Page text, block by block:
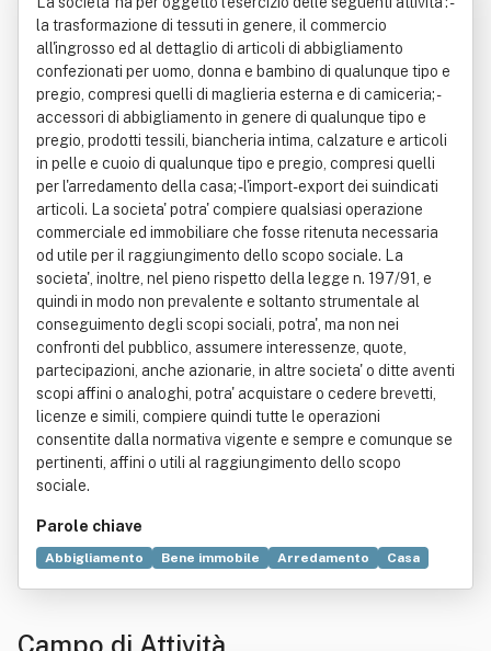
la trasformazione di tessuti in genere, il commercio
all'ingrosso ed al dettaglio di articoli di abbigliamento
confezionati per uomo, donna e bambino di qualunque tipo e
pregio, compresi quelli di maglieria esterna e di camiceria; -
accessori di abbigliamento in genere di qualunque tipo e
pregio, prodotti tessili, biancheria intima, calzature e articoli
in pelle e cuoio di qualunque tipo e pregio, compresi quelli
per l'arredamento della casa; - l'import-export dei suindicati
articoli. La societa' potra' compiere qualsiasi operazione
commerciale ed immobiliare che fosse ritenuta necessaria
od utile per il raggiungimento dello scopo sociale. La
societa', inoltre, nel pieno rispetto della legge n. 197/91, e
quindi in modo non prevalente e soltanto strumentale al
conseguimento degli scopi sociali, potra', ma non nei
confronti del pubblico, assumere interessenze, quote,
partecipazioni, anche azionarie, in altre societa' o ditte aventi
scopi affini o analoghi, potra' acquistare o cedere brevetti,
licenze e simili, compiere quindi tutte le operazioni
consentite dalla normativa vigente e sempre e comunque se
pertinenti, affini o utili al raggiungimento dello scopo
sociale.
Parole chiave
Abbigliamento Bene immobile Arredamento
Casa
Vendita al dettaglio
Campo di Attività